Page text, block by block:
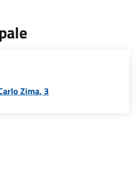
Zima, 3